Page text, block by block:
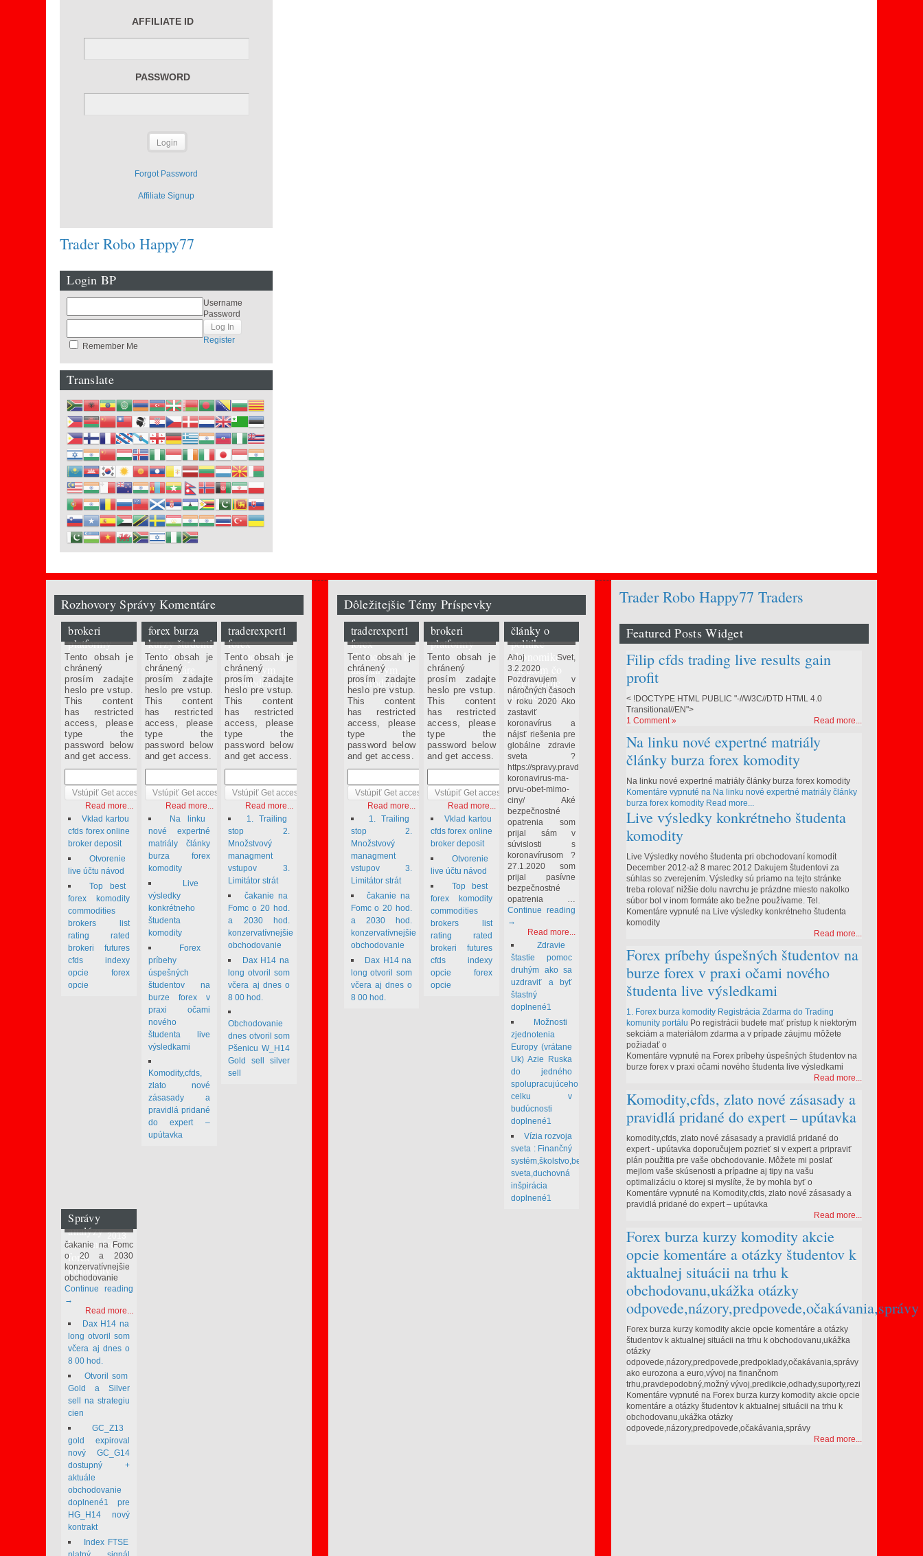
AFFILIATE ID
PASSWORD
Forgot Password
Affiliate Signup
Trader Robo Happy77
Login BP
Username
Password
Remember Me
Register
Translate
Rozhovory Správy Komentáre
brokeri
platformy
apríl 6 2013
Tento obsah je
chránený
prosím zadajte
heslo pre vstup.
This content
has restricted
access, please
type the
password below
and get access.
Read more...
Vklad kartou
cfds forex online
broker deposit
Otvorenie
live účtu návod
Top best
forex komodity
commodities
brokers list
rating rated
brokeri futures
cfds indexy
opcie forex
opcie
forex burza
kurzy študenti
rozhovory
komentáre
apríl 6 2013
Tento obsah je
chránený
prosím zadajte
heslo pre vstup.
This content
has restricted
access, please
type the
password below
and get access.
Read more...
Na linku
nové expertné
matriály články
burza forex
komodity
Live
výsledky
konkrétneho
študenta
komodity
Forex
príbehy
úspešných
študentov na
burze forex v
praxi očami
nového
študenta live
výsledkami
Komodity,cfds,
zlato nové
zásasady a
pravidlá pridané
do expert –
upútavka
traderexpert1
forex
Komentáre k
aktuálnym
obchodom
marec 2 2014
Tento obsah je
chránený
prosím zadajte
heslo pre vstup.
This content
has restricted
access, please
type the
password below
and get access.
Read more...
1. Trailing
stop 2.
Množstvový
managment
vstupov 3.
Limitátor strát
čakanie na
Fomc o 20 hod.
a 2030 hod.
konzervatívnejšie
obchodovanie
Dax H14 na
long otvoril som
včera aj dnes o
8 00 hod.
Obchodovanie
dnes otvoril som
Pšenicu W_H14
Gold sell silver
sell
Správy
analýzy
komentáre
forex
komodity
december 18
čakanie na Fomc
o 20 a 2030
konzervatívnejšie
obchodovanie
Continue reading
→
Read more...
Dax H14 na
long otvoril som
včera aj dnes o
8 00 hod.
Otvoril som
Gold a Silver
sell na strategiu
cien
GC_Z13
gold expiroval
nový GC_G14
dostupný +
aktuále
obchodovanie
doplnené1 pre
HG_H14 nový
kontrakt
Index FTSE
Dôležitejšie Témy Príspevky
traderexpert1
forex
Komentáre k
aktuálnym
obchodom
marec 2 2014
Tento obsah je
chránený
prosím zadajte
heslo pre vstup.
This content
has restricted
access, please
type the
password below
and get access.
Read more...
1. Trailing
stop 2.
Množstvový
managment
vstupov 3.
Limitátor strát
čakanie na
Fomc o 20 hod.
a 2030 hod.
konzervatívnejšie
obchodovanie
Dax H14 na
long otvoril som
včera aj dnes o
8 00 hod.
brokeri
platformy
apríl 6 2013
Tento obsah je
chránený
prosím zadajte
heslo pre vstup.
This content
has restricted
access, please
type the
password below
and get access.
Read more...
Vklad kartou
cfds forex online
broker deposit
Otvorenie
live účtu návod
Top best
forex komodity
commodities
brokers list
rating rated
brokeri futures
cfds indexy
opcie forex
opcie
články o
politike
ekonomike
všetkom čo
ovplyvnuje
finančné trhy
február 3 2020
Ahoj Svet,
3.2.2020
Pozdravujem v
náročných časoch
v roku 2020 Ako
zastaviť
koronavírus a
nájsť riešenia pre
globálne zdravie
sveta ?
https://spravy.pravda.sk/svet/clanok/541034-
koronavirus-ma-
prvu-obet-mimo-
ciny/ Aké
bezpečnostné
opatrenia som
prijal sám v
súvislosti s
koronavírusom ?
27.1.2020 som
prijal pasívne
bezpečnostné
opatrenia …
Continue reading
→
Read more...
Zdravie
štastie pomoc
druhým ako sa
uzdraviť a byť
štastný
doplnené1
Možnosti
zjednotenia
Europy (vrátane
Uk) Azie Ruska
do jedného
spolupracujúceho
celku v
budúcnosti
doplnené1
Vízia rozvoja
sveta : Finančný
systém,školstvo,bezpečnosť
sveta,duchovná
inšpirácia
doplnené1
Trader Robo Happy77 Traders
Featured Posts Widget
Filip cfds trading live results gain
profit
< !DOCTYPE HTML PUBLIC "-//W3C//DTD HTML 4.0
Transitional//EN">
1 Comment »
Read more...
Na linku nové expertné matriály
články burza forex komodity
Na linku nové expertné matriály články burza forex komodity
Komentáre vypnuté na Na linku nové expertné matriály články
burza forex komodity Read more...
Live výsledky konkrétneho študenta
komodity
Live Výsledky nového študenta pri obchodovaní komodít
December 2012-až 8 marec 2012 Dakujem študentovi za
súhlas so zverejením. Výsledky sú priamo na tejto stránke
treba rolovať nižšie dolu navrchu je prázdne miesto nakolko
súbor bol v inom formáte ako bežne používame. Tel.
Komentáre vypnuté na Live výsledky konkrétneho študenta
komodity
Read more...
Forex príbehy úspešných študentov na
burze forex v praxi očami nového
študenta live výsledkami
1. Forex burza komodity Registrácia Zdarma do Trading
komunity portálu Po registrácii budete mať prístup k niektorým
sekciám a materiálom zdarma a v prípade záujmu môžete
požiadať o
Komentáre vypnuté na Forex príbehy úspešných študentov na
burze forex v praxi očami nového študenta live výsledkami
Read more...
Komodity,cfds, zlato nové zásasady a
pravidlá pridané do expert – upútavka
komodity,cfds, zlato nové zásasady a pravidlá pridané do
expert - upútavka doporučujem pozrieť si v expert a pripraviť
plán použitia pre vaše obchodovanie. Môžete mi poslať
mejlom vaše skúsenosti a prípadne aj tipy na vašu
optimalizáciu o ktorej si myslíte, že by mohla byť o
Komentáre vypnuté na Komodity,cfds, zlato nové zásasady a
pravidlá pridané do expert – upútavka
Read more...
Forex burza kurzy komodity akcie
opcie komentáre a otázky študentov k
aktualnej situácii na trhu k
obchodovanu,ukážka otázky
odpovede,názory,predpovede,očakávania,správy
Forex burza kurzy komodity akcie opcie komentáre a otázky
študentov k aktualnej situácii na trhu k obchodovanu,ukážka
otázky
odpovede,názory,predpovede,predpoklady,očakávania,správy
ako eurozona a euro,vývoj na finančnom
trhu,pravdepodobný,možný vývoj,predikcie,odhady,suporty,rezi
Komentáre vypnuté na Forex burza kurzy komodity akcie opcie
komentáre a otázky študentov k aktualnej situácii na trhu k
obchodovanu,ukážka otázky
odpovede,názory,predpovede,očakávania,správy
Read more...